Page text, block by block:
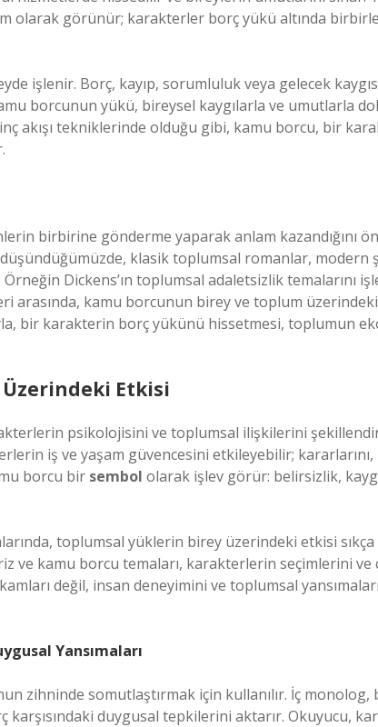
olarak görünür; karakterler borç yükü altında
işlenir. Borç, kayıp, sorumluluk veya gelecek
borcunun yükü, bireysel kaygılarla ve umutlarla
akışı tekniklerinde olduğu gibi, kamu borcu, bir
birbirine gönderme yaparak anlam kazandığını
klasik toplumsal romanlar, modern
Dickens’ın toplumsal adaletsizlik temalarını
arasında, kamu borcunun birey ve toplum
bir karakterin borç yükünü hissetmesi, toplumun
Etkisi
psikolojisini ve toplumsal ilişkilerini
iş ve yaşam güvencesini etkileyebilir;
borcu bir sembol olarak işlev görür: belirsizlik,
toplumsal yüklerin birey üzerindeki etkisi
ve kamu borcu temaları, karakterlerin seçimlerini ve
değil, insan deneyimini ve toplumsal
Yansımaları
zihninde somutlaştırmak için kullanılır. İç monolog,
duygusal tepkilerini aktarır. Okuyucu,